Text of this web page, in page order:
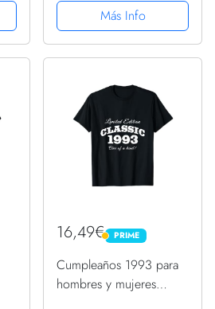
Camiseta Manga Raglan
Más Info
16,49€ PRIME
PRIME
Cumpleaños 1993 para
hombres y mujeres